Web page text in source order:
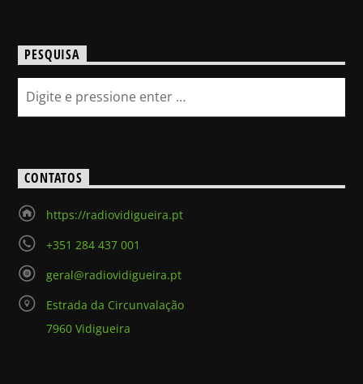
PESQUISA
CONTATOS
https://radiovidigueira.pt
+351 284 437 001
geral@radiovidigueira.pt
Estrada da Circunvalação
7960 Vidigueira